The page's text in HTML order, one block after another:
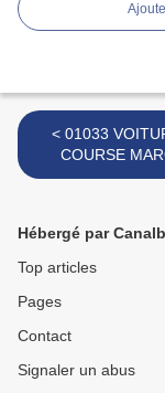
< 01033 VOITURE DE
COURSE
Hébergé par
Top articles
Pages
Contact
Signaler un abus